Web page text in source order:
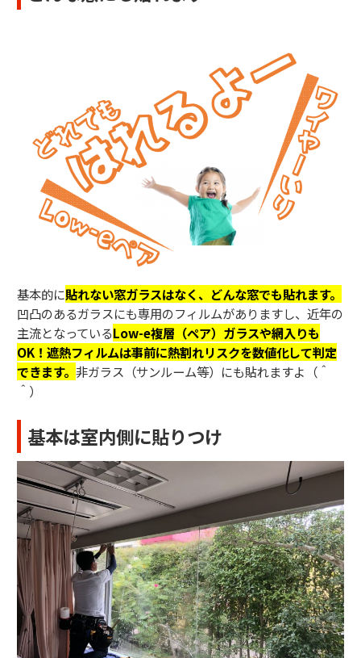
基本的に貼れない窓ガラスはなく、どんな窓でも貼れます。
凹凸のあるガラスにも専用のフィルムがありますし、近年の
主流となっているLow-e複層（ペア）ガラスや網入りも
OK！遮熱フィルムは事前に熱割れリスクを数値化して判定
できます。 非ガラス（サンルーム等）にも貼れますよ（＾
＾）
基本は室内側に貼りつけ